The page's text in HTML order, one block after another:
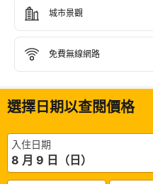
城市景觀
免費無線網路
選擇日期以查閱價格
入住日期
8 月 9 日（日）